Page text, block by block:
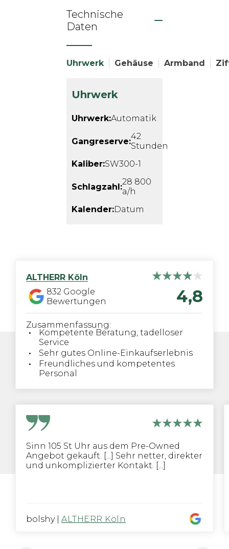
Technische
Daten
Uhrwerk Gehäuse Armband
Uhrwerk
Uhrwerk:Automatik
Gangreserve:42
Stunden
Kaliber:SW300-1
Schlagzahl:28 800
a/h
Kalender:Datum
ALTHERR Köln
832 Google
Bewertungen
4,8
Zusammenfassung:
Kompetente Beratung, tadelloser
Service
Sehr gutes Online-Einkaufserlebnis
Freundliches und kompetentes
Personal
Sinn 105 St Uhr aus dem Pre-Owned
Angebot gekauft. [...] Sehr netter, direkter
und unkomplizierter Kontakt. [...]
bolshy| ALTHERR Köln